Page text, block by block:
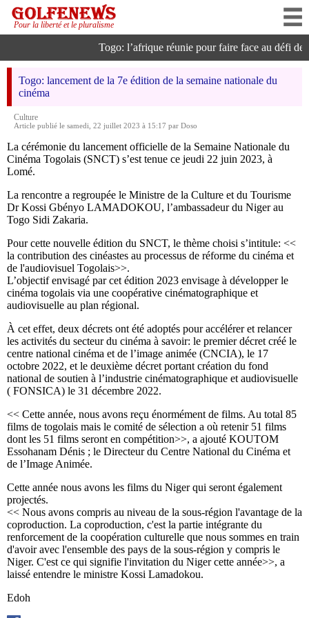
Pour la liberté et le pluralisme
Togo: l’afrique réunie pour faire face au défi
Togo: lancement de la 7e édition de la semaine nationale du
cinéma
Culture
Article publié le samedi, 22 juillet 2023 à 15:17 par Doso
La cérémonie du lancement officielle de la Semaine Nationale du
Cinéma Togolais (SNCT) s’est tenue ce jeudi 22 juin 2023, à
Lomé.
La rencontre a regroupée le Ministre de la Culture et du Tourisme
Dr Kossi Gbényo LAMADOKOU, l’ambassadeur du Niger au
Togo Sidi Zakaria.
Pour cette nouvelle édition du SNCT, le thème choisi s’intitule: <<
la contribution des cinéastes au processus de réforme du cinéma et
de l'audiovisuel Togolais>>.
L’objectif envisagé par cet édition 2023 envisage à développer le
cinéma togolais via une coopérative cinématographique et
audiovisuelle au plan régional.
À cet effet, deux décrets ont été adoptés pour accélérer et relancer
les activités du secteur du cinéma à savoir: le premier décret créé le
centre national cinéma et de l’image animée (CNCIA), le 17
octobre 2022, et le deuxième décret portant création du fond
national de soutien à l’industrie cinématographique et audiovisuelle
( FONSICA) le 31 décembre 2022.
<< Cette année, nous avons reçu énormément de films. Au total 85
films de togolais mais le comité de sélection a où retenir 51 films
dont les 51 films seront en compétition>>, a ajouté KOUTOM
Essohanam Dénis ; le Directeur du Centre National du Cinéma et
de l’Image Animée.
Cette année nous avons les films du Niger qui seront également
projectés.
<< Nous avons compris au niveau de la sous-région l'avantage de la
coproduction. La coproduction, c'est la partie intégrante du
renforcement de la coopération culturelle que nous sommes en train
d'avoir avec l'ensemble des pays de la sous-région y compris le
Niger. C'est ce qui signifie l'invitation du Niger cette année>>, a
laissé entendre le ministre Kossi Lamadokou.
Edoh